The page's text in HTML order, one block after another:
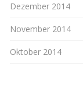
Dezember 2014
November 2014
Oktober 2014